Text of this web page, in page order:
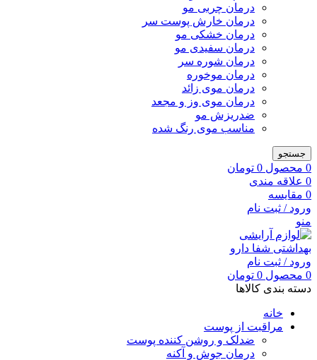
درمان چربی مو
درمان خارش پوست سر
درمان خشکی مو
درمان سفیدی مو
درمان شوره سر
درمان موخوره
درمان موی زائد
درمان موی وز و مجعد
ضدریزش مو
مناسب موی رنگ شده
جستجو
0 محصول 0 تومان
0 علاقه مندی
0 مقایسه
ورود / ثبت نام
منو
ورود / ثبت نام
0 محصول 0 تومان
دسته بندی کالاها
خانه
مراقبت از پوست
ضدلک و روشن کننده پوست
درمان جوش و آکنه